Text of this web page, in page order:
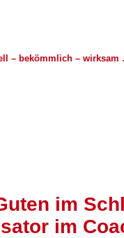
– bekömmlich –
im
im